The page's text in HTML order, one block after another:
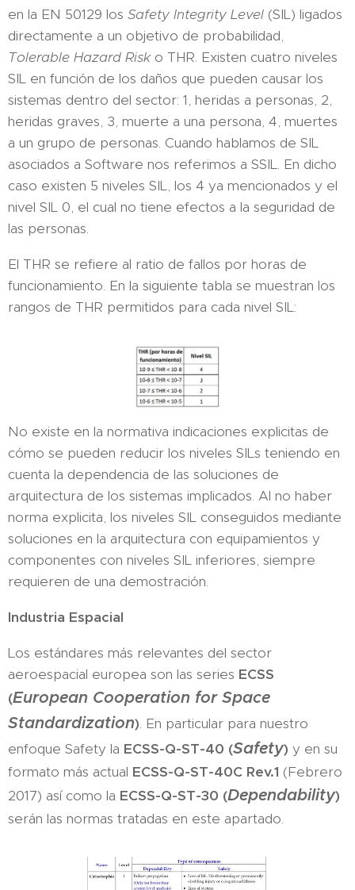
en la EN 50129 los Safety Integrity Level (SIL) ligados
directamente a un objetivo de probabilidad,
Tolerable Hazard Risko THR. Existen cuatro niveles
SIL en función de los daños que pueden causar los
sistemas dentro del sector: 1, heridas a personas, 2,
heridas graves, 3, muerte a una persona, 4, muertes
a un grupo de personas. Cuando hablamos de SIL
asociados a Software nos referimos a SSIL. En dicho
caso existen 5 niveles SIL, los 4 ya mencionados y el
nivel SIL 0, el cual no tiene efectos a la seguridad de
las personas.
El THR se refiere al ratio de fallos por horas de
funcionamiento. En la siguiente tabla se muestran los
rangos de THR permitidos para cada nivel SIL:
No existe en la normativa indicaciones explicitas de
cómo se pueden reducir los niveles SILs teniendo en
cuenta la dependencia de las soluciones de
arquitectura de los sistemas implicados. Al no haber
norma explicita, los niveles SIL conseguidos mediante
soluciones en la arquitectura con equipamientos y
componentes con niveles SIL inferiores, siempre
requieren de una demostración.
Industria Espacial
Los estándares más relevantes del sector
aeroespacial europea son las series ECSS
(European Cooperation for Space
Standardization). En particular para nuestro
enfoque Safety la ECSS-Q-ST-40 (Safety) y en su
formato más actual ECSS-Q-ST-40C Rev.1 (Febrero
2017) así como la ECSS-Q-ST-30 (Dependability)
serán las normas tratadas en este apartado.